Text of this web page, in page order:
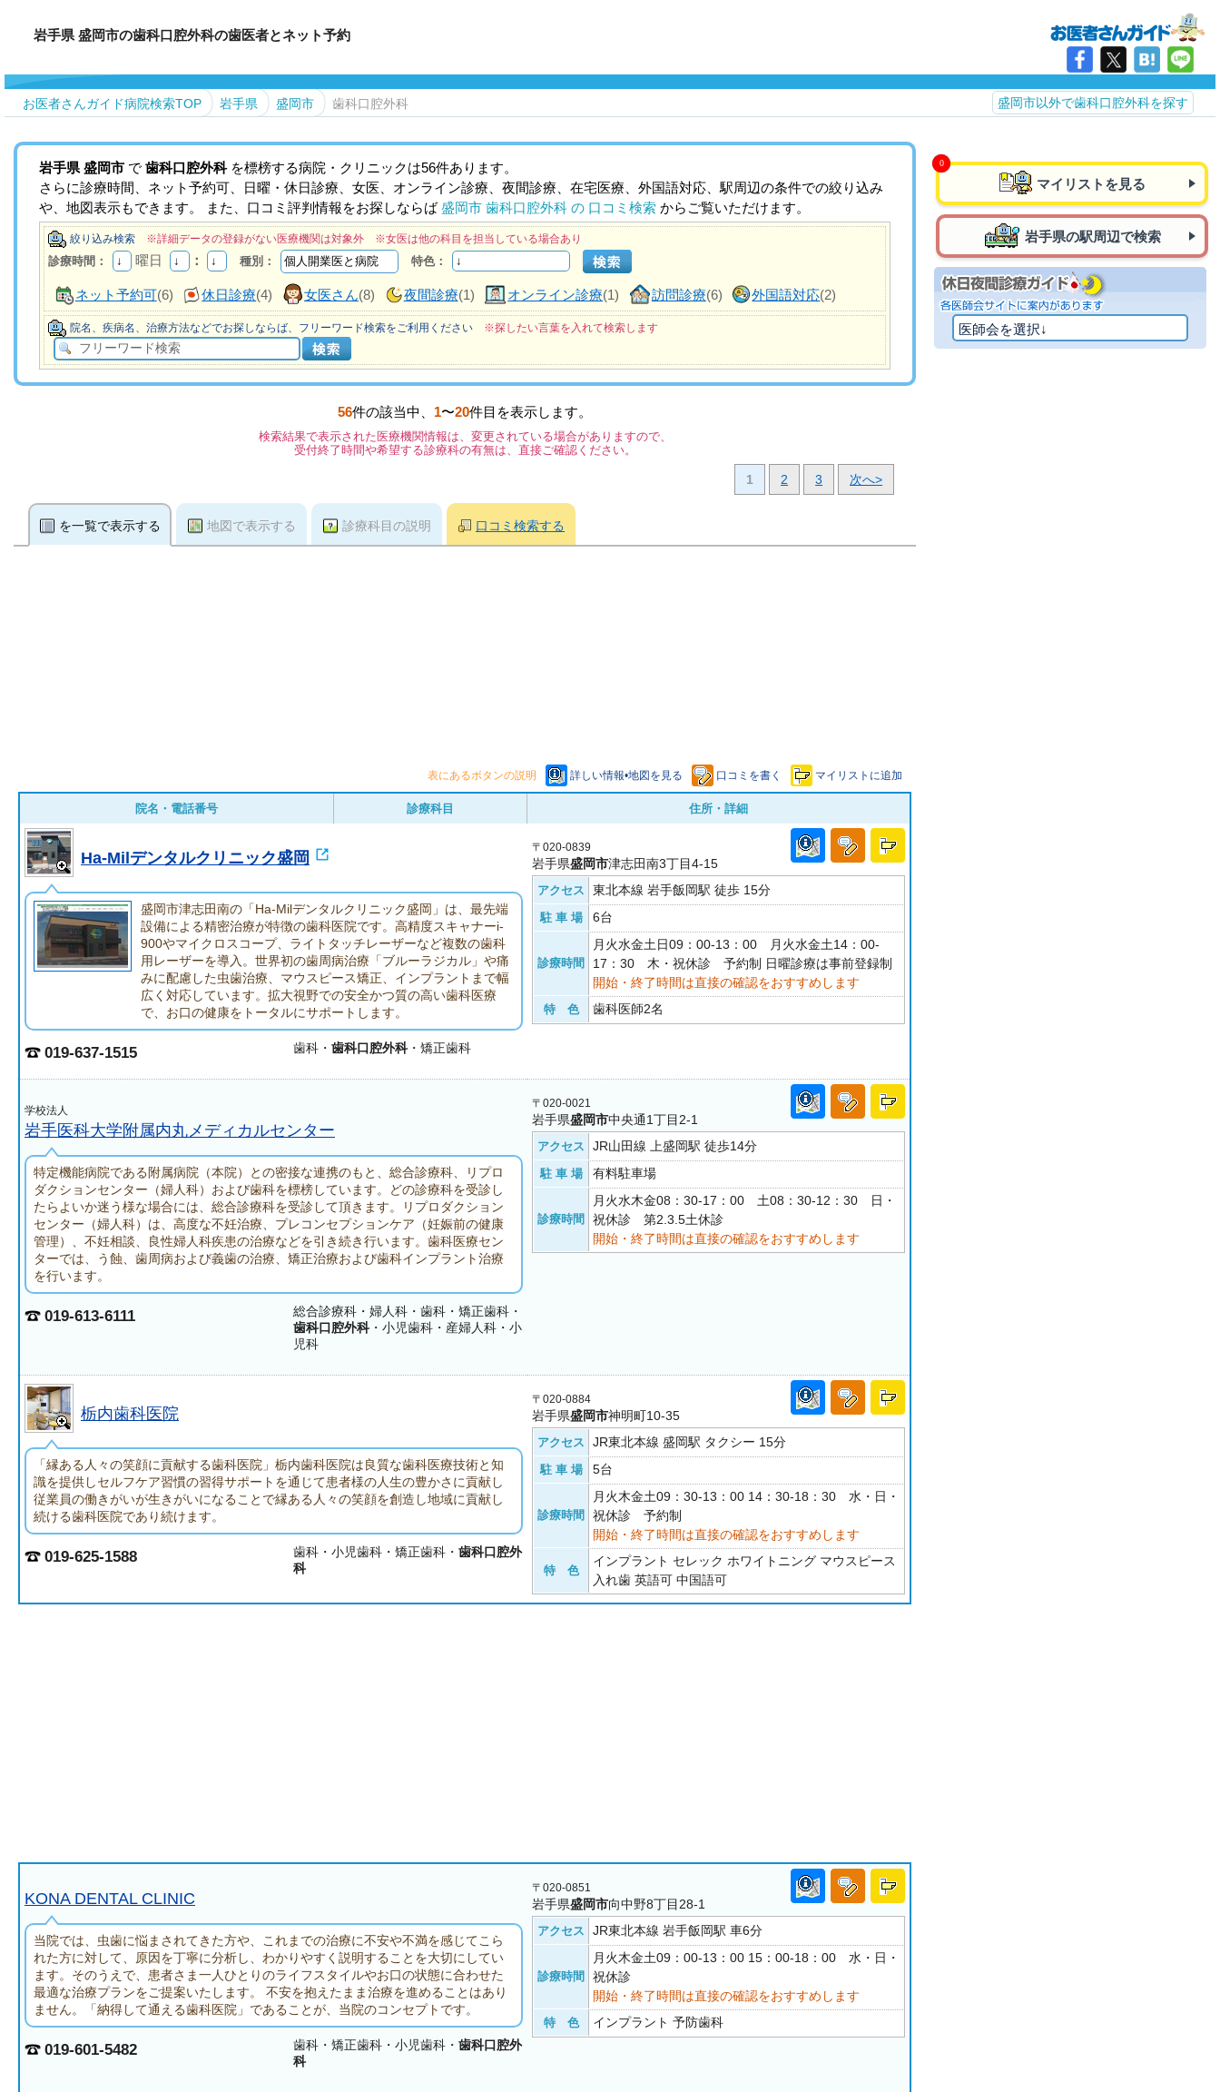
岩手県 盛岡市の歯科口腔外科の歯医者とネット予約
お医者さんガイド病院検索TOP 岩手県 盛岡市 歯科口腔外科 盛岡市以外で歯科口腔外科を探す
岩手県 盛岡市 で 歯科口腔外科を標榜する病院・クリニックは56件あります。
さらに診療時間、ネット予約可、日曜・休日診療、女医、オンライン診療、夜間診療、在宅医療、外国語対応、駅周辺の条件での絞り込み
や、地図表示もできます。 また、口コミ評判情報をお探しならば盛岡市 歯科口腔外科 の 口コミ検索 からご覧いただけます。
絞り込み検索 ※詳細データの登録がない医療機関は対象外 ※女医は他の科目を担当している場合あり
診療時間： 曜日 ： 種別： 特色：
ネット予約可(6) 休日診療(4) 女医さん(8) 夜間診療(1) オンライン診療(1) 訪問診療(6) 外国語対応(2)
院名、疾病名、治療方法などでお探しならば、フリーワード検索をご利用ください ※探したい言葉を入れて検索します
56件の該当中、 1〜20件目を表示します。
検索結果で表示された医療機関情報は、変更されている場合がありますので、
受付終了時間や希望する診療科の有無は、直接ご確認ください。
1 2 3 次へ>
を一覧で表示する 地図で表示する 診療科目の説明 口コミ検索する
表にあるボタンの説明 詳しい情報•地図を見る 口コミを書く マイリストに追加
院名・電話番号 診療科目 住所・詳細
Ha-Milデンタルクリニック盛岡
盛岡市津志田南の「Ha-Milデンタルクリニック盛岡」は、最先端
設備による精密治療が特徴の歯科医院です。高精度スキャナーi-
900やマイクロスコープ、ライトタッチレーザーなど複数の歯科
用レーザーを導入。世界初の歯周病治療「ブルーラジカル」や痛
みに配慮した虫歯治療、マウスピース矯正、インプラントまで幅
広く対応しています。拡大視野での安全かつ質の高い歯科医療
で、お口の健康をトータルにサポートします。
019-637-1515 歯科・歯科口腔外科・矯正歯科
〒020-0839
岩手県盛岡市津志田南3丁目4-15
アクセス 東北本線 岩手飯岡駅 徒歩 15分
駐 車 場 6台
診療時間
月火水金土日09：00-13：00 月火水金土14：00-
17：30 木・祝休診 予約制 日曜診療は事前登録制
開始・終了時間は直接の確認をおすすめします
特 色 歯科医師2名
学校法人
岩手医科大学附属内丸メディカルセンター
特定機能病院である附属病院（本院）との密接な連携のもと、総合診療科、リプロ
ダクションセンター（婦人科）および歯科を標榜しています。どの診療科を受診し
たらよいか迷う様な場合には、総合診療科を受診して頂きます。リプロダクション
センター（婦人科）は、高度な不妊治療、プレコンセプションケア（妊娠前の健康
管理）、不妊相談、良性婦人科疾患の治療などを引き続き行います。歯科医療セン
ターでは、う蝕、歯周病および義歯の治療、矯正治療および歯科インプラント治療
を行います。
019-613-6111
総合診療科・婦人科・歯科・矯正歯科・
歯科口腔外科・小児歯科・産婦人科・小
児科
〒020-0021
岩手県盛岡市中央通1丁目2-1
アクセス JR山田線 上盛岡駅 徒歩14分
駐 車 場 有料駐車場
診療時間
月火水木金08：30-17：00 土08：30-12：30 日・
祝休診 第2.3.5土休診
開始・終了時間は直接の確認をおすすめします
栃内歯科医院
「縁ある人々の笑顔に貢献する歯科医院」栃内歯科医院は良質な歯科医療技術と知
識を提供しセルフケア習慣の習得サポートを通じて患者様の人生の豊かさに貢献し
従業員の働きがいが生きがいになることで縁ある人々の笑顔を創造し地域に貢献し
続ける歯科医院であり続けます。
019-625-1588 歯科・小児歯科・矯正歯科・歯科口腔外
科
〒020-0884
岩手県盛岡市神明町10-35
アクセス JR東北本線 盛岡駅 タクシー 15分
駐 車 場 5台
診療時間
月火木金土09：30-13：00 14：30-18：30 水・日・
祝休診 予約制
開始・終了時間は直接の確認をおすすめします
特 色
インプラント セレック ホワイトニング マウスピース
入れ歯 英語可 中国語可
KONA DENTAL CLINIC
当院では、虫歯に悩まされてきた方や、これまでの治療に不安や不満を感じてこら
れた方に対して、原因を丁寧に分析し、わかりやすく説明することを大切にしてい
ます。そのうえで、患者さま一人ひとりのライフスタイルやお口の状態に合わせた
最適な治療プランをご提案いたします。 不安を抱えたまま治療を進めることはあり
ません。「納得して通える歯科医院」であることが、当院のコンセプトです。
019-601-5482 歯科・矯正歯科・小児歯科・歯科口腔外
科
〒020-0851
岩手県盛岡市向中野8丁目28-1
アクセス JR東北本線 岩手飯岡駅 車6分
診療時間
月火木金土09：00-13：00 15：00-18：00 水・日・
祝休診
開始・終了時間は直接の確認をおすすめします
特 色 インプラント 予防歯科
マイリストを見る
岩手県の駅周辺で検索